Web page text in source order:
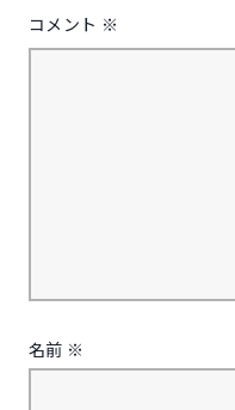
コメント ※
名前 ※